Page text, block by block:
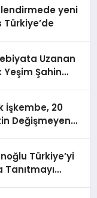
yeni
Uzanan
Yeşim Şahin
İşkembe, 20
Değişmeyen
Türkiye’yi
Tanıtmayı